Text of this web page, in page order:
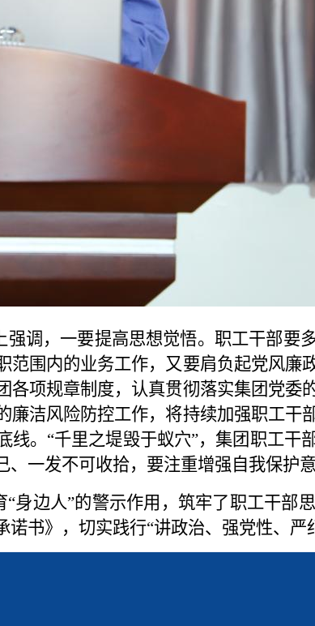
调，一要提高思想觉悟。职工干部要
范围内的业务工作，又要肩负起党风
各项规章制度，认真贯彻落实集团党
廉洁风险防控工作，将持续加强职工
。“千里之堤毁于蚁穴”，集团职工
一发不可收拾，要注重增强自我保护意
边人”的警示作用，筑牢了职工干部
诺书》，切实践行“讲政治、强党性、严